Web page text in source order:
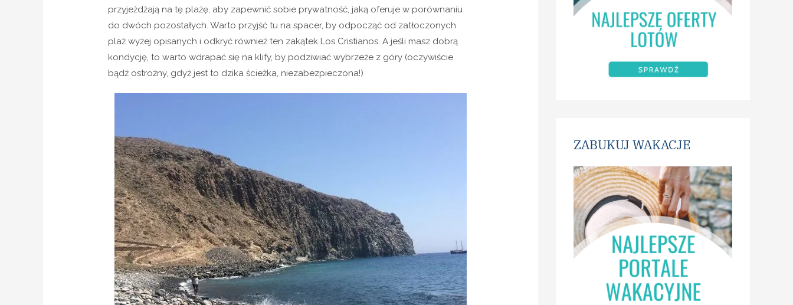
przyjeżdżają na tę plażę, aby zapewnić sobie prywatność, jaką oferuje w porównaniu
do dwóch pozostałych. Warto przyjść tu na spacer, by odpocząć od zatłoczonych
plaż wyżej opisanych i odkryć również ten zakątek Los Cristianos. A jeśli masz dobrą
kondycję, to warto wdrapać się na klify, by podziwiać wybrzeże z góry (oczywiście
bądź ostrożny, gdyż jest to dzika ścieżka, niezabezpieczona!)
ZABUKUJ WAKACJE